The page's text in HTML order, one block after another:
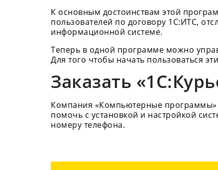
К основным достоинствам этой
пользователей по договору 1С:ИТС,
информационной системе.
Теперь в одной программе можно
Для того чтобы начать пользоваться
Заказать
Компания «Компьютерные программы»
помочь с установкой и настройкой
номеру телефона.